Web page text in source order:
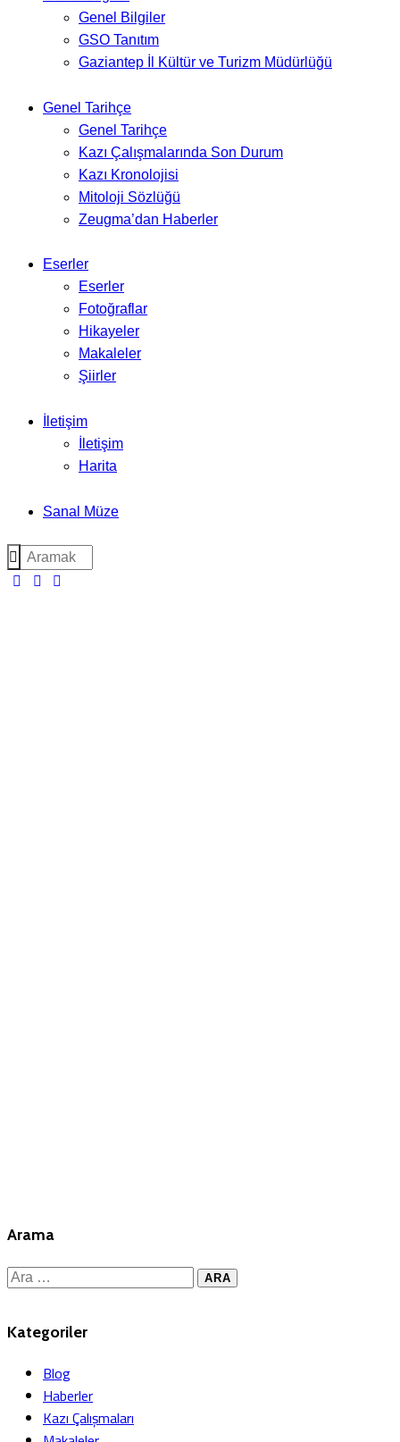
Genel Bilgiler
GSO Tanıtım
Gaziantep İl Kültür ve Turizm Müdürlüğü
Genel Tarihçe
Genel Tarihçe
Kazı Çalışmalarında Son Durum
Kazı Kronolojisi
Mitoloji Sözlüğü
Zeugma’dan Haberler
Eserler
Eserler
Fotoğraflar
Hikayeler
Makaleler
Şiirler
İletişim
İletişim
Harita
Sanal Müze
Arama
Kategoriler
Blog
Haberler
Kazı Çalışmaları